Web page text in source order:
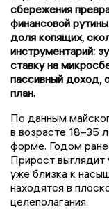
сбережения
финансовой
доля копящих,
инструментарий:
ставку на
пассивный доход,
план.
По данным
в возрасте 18–35
форме. Годом
Прирост
уже близка к
находятся в
целеполагания.